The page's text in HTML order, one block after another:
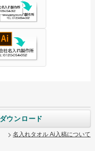
ウンロード
名入れタオル Ai入稿について